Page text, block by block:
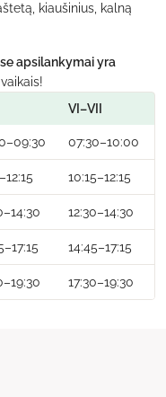
kiaušinius, kalną
apsilankymai yra
VI–VII
07:30–10:00
10:15–12:15
12:30–14:30
14:45–17:15
17:30–19:30